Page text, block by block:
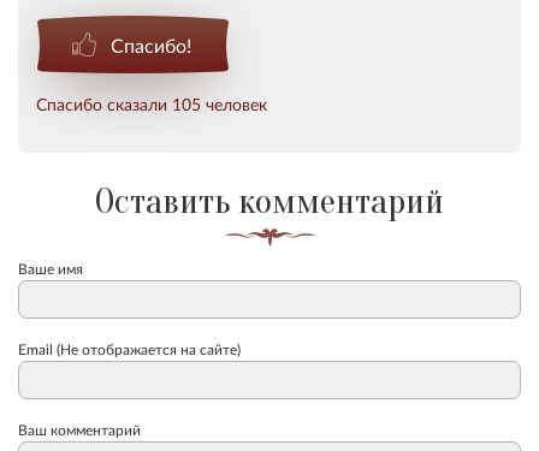
Спасибо!
Спасибо сказали 105 человек
Оставить комментарий
Ваше имя
Email (Не отображается на сайте)
Ваш комментарий